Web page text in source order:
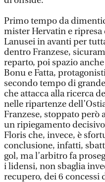
Primo tempo da
mister Hervatin e
Lanusei in avanti per
dentro Franzese,
reparto, poi spazio
Bonu e Fatta,
secondo tempo di
che attacca alla ricerca
nelle ripartenze
Franzese, stoppato però
un ripiegamento
Floris che, invece, è
conclusione, infatti,
gol, ma l’arbitro fa
i lidensi, non sbaglia
recupero, dei 6 concessi